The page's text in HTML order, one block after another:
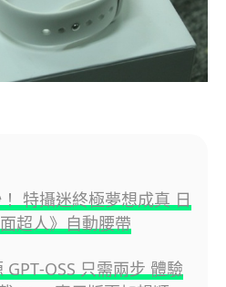
特攝迷終極夢想成真 日
超人》自動腰帶
只需兩步 體驗